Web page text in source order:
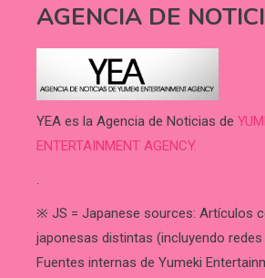
AGENCIA DE
YEA es la Agencia de Noticias de
ENTERTAINMENT AGENCY.
.
※ JS = Japanese sources: Artículos
japonesas distintas (incluyendo redes
Fuentes internas de Yumeki